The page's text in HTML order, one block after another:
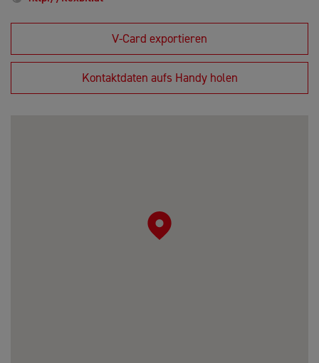
V-Card exportieren
Kontaktdaten aufs Handy holen